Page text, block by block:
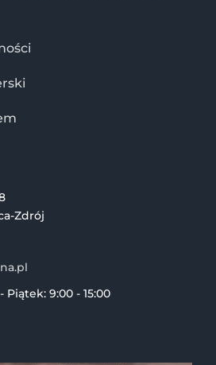
Zdrój
Piątek: 9:00 - 15:00